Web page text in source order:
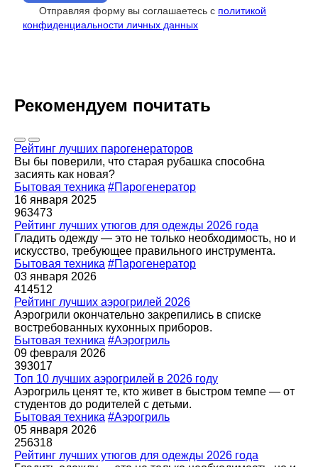
Отправляя форму вы соглашаетесь с политикой
конфиденциальности личных данных
Рекомендуем почитать
Рейтинг лучших парогенераторов
Вы бы поверили, что старая рубашка способна
засиять как новая?
Бытовая техника #Парогенератор
16 января 2025
963473
Рейтинг лучших утюгов для одежды 2026 года
Гладить одежду — это не только необходимость, но и
искусство, требующее правильного инструмента.
Бытовая техника #Парогенератор
03 января 2026
414512
Рейтинг лучших аэрогрилей 2026
Аэрогрили окончательно закрепились в списке
востребованных кухонных приборов.
Бытовая техника #Аэрогриль
09 февраля 2026
393017
Топ 10 лучших аэрогрилей в 2026 году
Аэрогриль ценят те, кто живет в быстром темпе — от
студентов до родителей с детьми.
Бытовая техника #Аэрогриль
05 января 2026
256318
Рейтинг лучших утюгов для одежды 2026 года